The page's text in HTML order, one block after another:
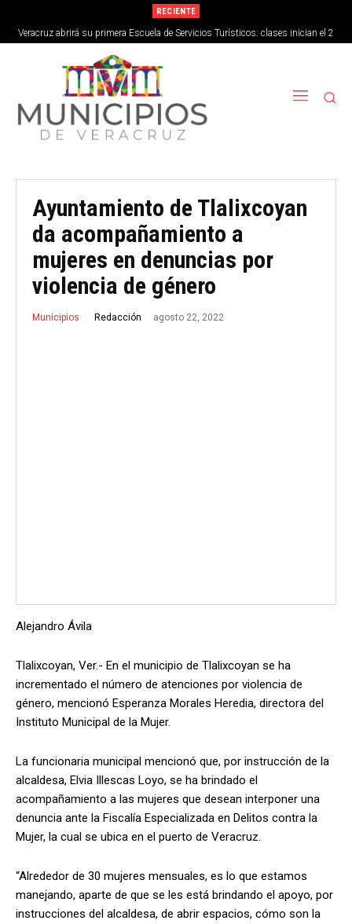
RECIENTE
Veracruz abrirá su primera Escuela de Servicios Turísticos: clases inician el 2
de septiembre
Ayuntamiento de Tlalixcoyan
da acompañamiento a
mujeres en denuncias por
violencia de género
Municipios Redacción agosto 22, 2022
Alejandro Ávila
Tlalixcoyan, Ver.- En el municipio de Tlalixcoyan se ha
incrementado el número de atenciones por violencia de
género, mencionó Esperanza Morales Heredia, directora del
Instituto Municipal de la Mujer.
La funcionaria municipal mencionó que, por instrucción de la
alcaldesa, Elvia Illescas Loyo, se ha brindado el
acompañamiento a las mujeres que desean interponer una
denuncia ante la Fiscalía Especializada en Delitos contra la
Mujer, la cual se ubica en el puerto de Veracruz.
“Alrededor de 30 mujeres mensuales, es lo que estamos
manejando, aparte de que se les está brindando el apoyo, por
instrucciones del alcaldesa, de abrir espacios, cómo son la